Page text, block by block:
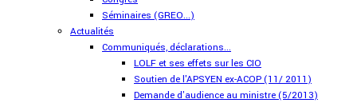
Séminaires (GREO...)
Actualités
Communiqués, déclarations...
LOLF et ses effets sur les CIO
Soutien de l'APSYEN ex-ACOP (11/ 2011)
Demande d'audience au ministre (5/2013)